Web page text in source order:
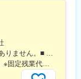
機器などの新技術
整理
る社内データベー
大阪本社／大阪府吹田市垂水町1-40-2※転勤はありません。■ アクセス阪急電鉄千里線「豊津駅」より徒歩9分大阪メトロ御堂筋線「江坂駅」より徒歩12分※受動喫煙対策実施
月給24万円～（固定残業代含む）+賞与（2回）※固定残業代は、時間外労働の有無に関わらず25時間・月3万8600円～支給上記を超える時間外労働分は追加で支給※年齢・経験・保有資格を考慮のうえ決定します